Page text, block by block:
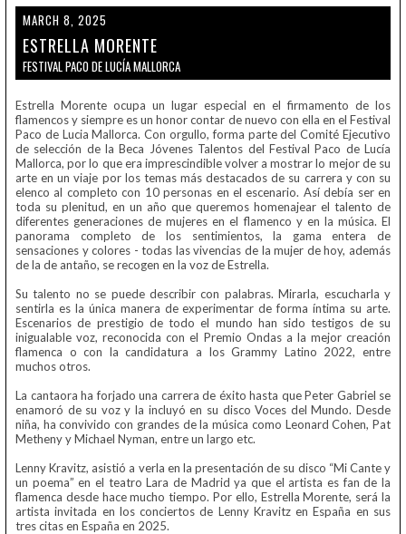
MARCH 8, 2025
ESTRELLA MORENTE
FESTIVAL PACO DE LUCÍA MALLORCA
Estrella Morente ocupa un lugar especial en el firmamento de los
flamencos y siempre es un honor contar de nuevo con ella en el Festival
Paco de Lucia Mallorca. Con orgullo, forma parte del Comité Ejecutivo
de selección de la Beca Jóvenes Talentos del Festival Paco de Lucía
Mallorca, por lo que era imprescindible volver a mostrar lo mejor de su
arte en un viaje por los temas más destacados de su carrera y con su
elenco al completo con 10 personas en el escenario. Así debía ser en
toda su plenitud, en un año que queremos homenajear el talento de
diferentes generaciones de mujeres en el flamenco y en la música. El
panorama completo de los sentimientos, la gama entera de
sensaciones y colores - todas las vivencias de la mujer de hoy, además
de la de antaño, se recogen en la voz de Estrella.
Su talento no se puede describir con palabras. Mirarla, escucharla y
sentirla es la única manera de experimentar de forma íntima su arte.
Escenarios de prestigio de todo el mundo han sido testigos de su
inigualable voz, reconocida con el Premio Ondas a la mejor creación
flamenca o con la candidatura a los Grammy Latino 2022, entre
muchos otros.
La cantaora ha forjado una carrera de éxito hasta que Peter Gabriel se
enamoró de su voz y la incluyó en su disco Voces del Mundo. Desde
niña, ha convivido con grandes de la música como Leonard Cohen, Pat
Metheny y Michael Nyman, entre un largo etc.
Lenny Kravitz, asistió a verla en la presentación de su disco “Mi Cante y
un poema” en el teatro Lara de Madrid ya que el artista es fan de la
flamenca desde hace mucho tiempo. Por ello, Estrella Morente, será la
artista invitada en los conciertos de Lenny Kravitz en España en sus
tres citas en España en 2025.